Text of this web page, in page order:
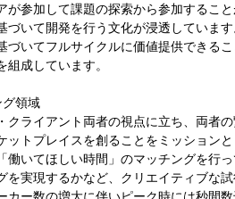
が参加して課題の探索から参加するこ
づいて開発を行う文化が浸透していま
づいてフルサイクルに価値提供できる
組成しています。
領域
クライアント両者の視点に立ち、両者
ットプレイスを創ることをミッション
働いてほしい時間」のマッチングを行
を実現するかなど、クリエイティブな
カー数の増大に伴いピーク時には秒間